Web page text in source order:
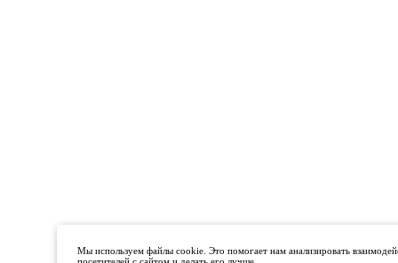
Мы используем файлы cookie. Это помогает нам анализировать